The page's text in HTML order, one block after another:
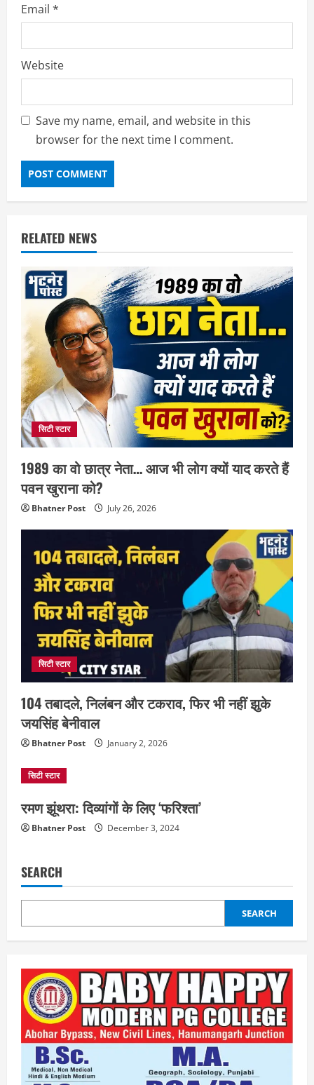
Email *
Website
Save my name, email, and website in this
browser for the next time I comment.
RELATED NEWS
सिटी स्टार
1989 का वो छात्र नेता… आज भी लोग क्यों याद करते हैं
पवन खुराना को?
Bhatner Post July 26, 2026
सिटी स्टार
104 तबादले, निलंबन और टकराव, फिर भी नहीं झुके
जयसिंह बेनीवाल
Bhatner Post January 2, 2026
सिटी स्टार
रमण झूंथरा: दिव्यांगों के लिए ‘फरिश्ता’
Bhatner Post December 3, 2024
SEARCH
SEARCH